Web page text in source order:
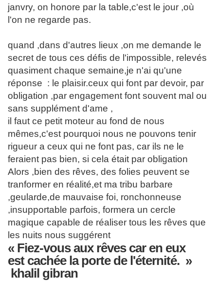
janvry, on honore par la table,c'est le jour ,où
l'on ne regarde pas.
quand ,dans d'autres lieux ,on me demande le
secret de tous ces défis de l'impossible, relevés
quasiment chaque semaine,je n'ai qu'une
réponse : le plaisir.ceux qui font par devoir, par
obligation ,par engagement font souvent mal ou
sans supplément d'ame ,
il faut ce petit moteur au fond de nous
mêmes,c'est pourquoi nous ne pouvons tenir
rigueur a ceux qui ne font pas, car ils ne le
feraient pas bien, si cela était par obligation
Alors ,bien des rêves, des folies peuvent se
tranformer en réalité,et ma tribu barbare
,geularde,de mauvaise foi, ronchonneuse
,insupportable parfois, formera un cercle
magique capable de réaliser tous les rêves que
les nuits nous suggérent
« Fiez-vous aux rêves car en eux
est cachée la porte de l'éternité. »
khalil gibran